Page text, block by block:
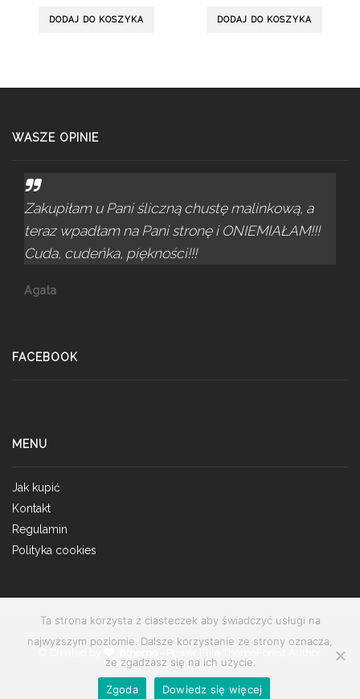
DODAJ DO KOSZYKA DODAJ DO KOSZYKA
WASZE OPINIE
Zakupiłam u Pani śliczną chustę malinkową, a
teraz wpadłam na Pani stronę i ONIEMIAŁAM!!!
Cuda, cudeńka, piękności!!!
Agata
FACEBOOK
MENU
Jak kupić
Kontakt
Regulamin
Polityka cookies
Ta strona korzysta z ciasteczek aby świadczyć usługi na
najwyższym poziomie. Dalsze korzystanie ze strony oznacza,
że zgadzasz się na ich użycie.
Zgoda Dowiedz się więcej